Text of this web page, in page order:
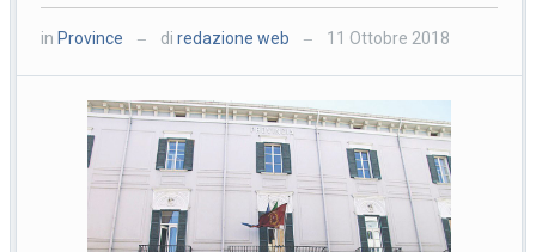
in Province — diredazione web — 11 Ottobre 2018